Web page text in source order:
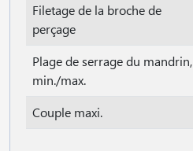
Filetage de la broche de
perçage
Plage de serrage du mandrin,
min./max.
Couple maxi.